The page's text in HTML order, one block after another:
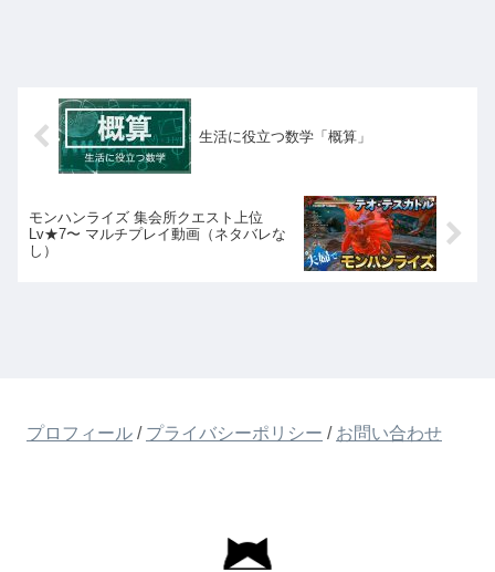
生活に役立つ数学「概算」
モンハンライズ 集会所クエスト上位
Lv★7〜 マルチプレイ動画（ネタバレな
し）
プロフィール / プライバシーポリシー / お問い合わせ